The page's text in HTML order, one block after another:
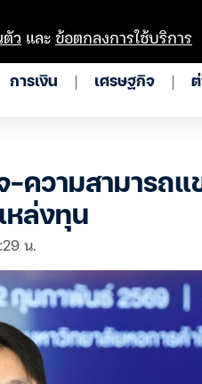
การเงิน เศรษฐกิจ ต่
-ความสามารถแ
ล่งทุน
น.
ว และข้อตกลงการใช้บริการ